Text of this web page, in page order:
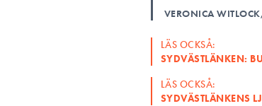
VERONICA
LÄS OCKSÅ:
SYDVÄSTLÄNKEN:
LÄS OCKSÅ:
SYDVÄSTLÄNKENS